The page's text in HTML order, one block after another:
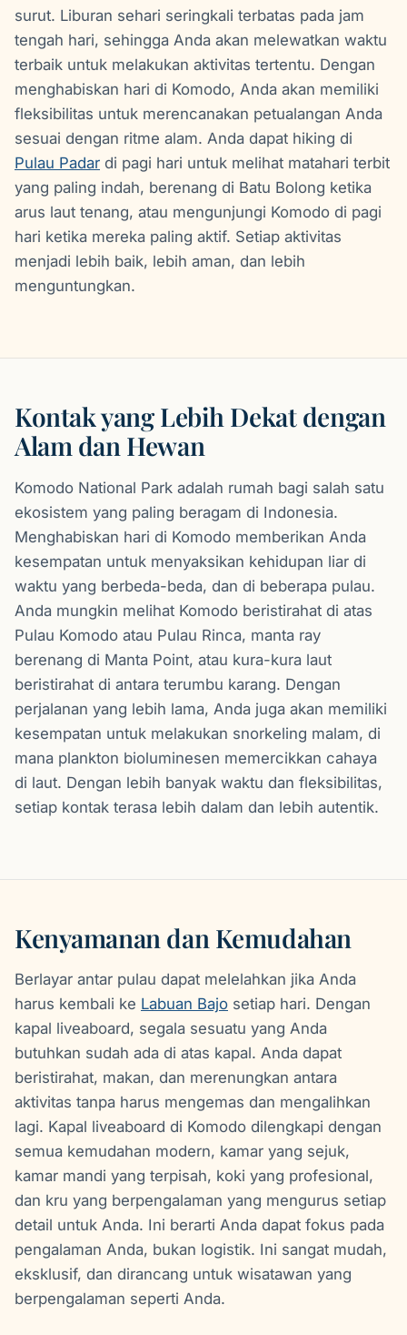
surut. Liburan sehari seringkali terbatas pada jam
tengah hari, sehingga Anda akan melewatkan waktu
terbaik untuk melakukan aktivitas tertentu. Dengan
menghabiskan hari di Komodo, Anda akan memiliki
fleksibilitas untuk merencanakan petualangan Anda
sesuai dengan ritme alam. Anda dapat hiking di
Pulau Padar di pagi hari untuk melihat matahari terbit
yang paling indah, berenang di Batu Bolong ketika
arus laut tenang, atau mengunjungi Komodo di pagi
hari ketika mereka paling aktif. Setiap aktivitas
menjadi lebih baik, lebih aman, dan lebih
menguntungkan.
Kontak yang Lebih Dekat dengan
Alam dan Hewan
Komodo National Park adalah rumah bagi salah satu
ekosistem yang paling beragam di Indonesia.
Menghabiskan hari di Komodo memberikan Anda
kesempatan untuk menyaksikan kehidupan liar di
waktu yang berbeda-beda, dan di beberapa pulau.
Anda mungkin melihat Komodo beristirahat di atas
Pulau Komodo atau Pulau Rinca, manta ray
berenang di Manta Point, atau kura-kura laut
beristirahat di antara terumbu karang. Dengan
perjalanan yang lebih lama, Anda juga akan memiliki
kesempatan untuk melakukan snorkeling malam, di
mana plankton bioluminesen memercikkan cahaya
di laut. Dengan lebih banyak waktu dan fleksibilitas,
setiap kontak terasa lebih dalam dan lebih autentik.
Kenyamanan dan Kemudahan
Berlayar antar pulau dapat melelahkan jika Anda
harus kembali ke Labuan Bajo setiap hari. Dengan
kapal liveaboard, segala sesuatu yang Anda
butuhkan sudah ada di atas kapal. Anda dapat
beristirahat, makan, dan merenungkan antara
aktivitas tanpa harus mengemas dan mengalihkan
lagi. Kapal liveaboard di Komodo dilengkapi dengan
semua kemudahan modern, kamar yang sejuk,
kamar mandi yang terpisah, koki yang profesional,
dan kru yang berpengalaman yang mengurus setiap
detail untuk Anda. Ini berarti Anda dapat fokus pada
pengalaman Anda, bukan logistik. Ini sangat mudah,
eksklusif, dan dirancang untuk wisatawan yang
berpengalaman seperti Anda.